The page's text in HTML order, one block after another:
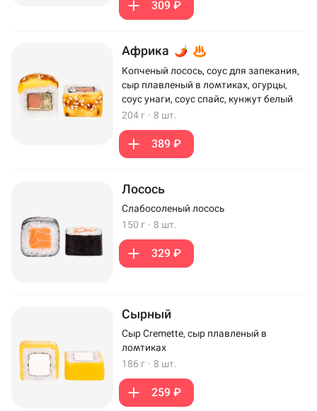
309 ₽
Африка
Копченый лосось, соус для запекания,
сыр плавленый в ломтиках, огурцы,
соус унаги, соус спайс, кунжут белый
204 г · 8 шт.
389 ₽
Лосось
Слабосоленый лосось
150 г · 8 шт.
329 ₽
Сырный
Сыр Cremette, сыр плавленый в
ломтиках
186 г · 8 шт.
259 ₽